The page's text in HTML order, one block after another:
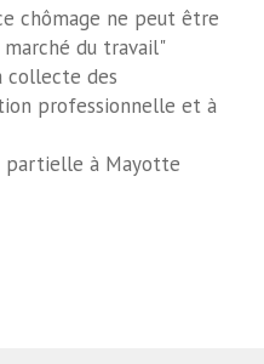
chômage ne peut être
du travail"
collecte des
professionnelle et à
partielle à Mayotte